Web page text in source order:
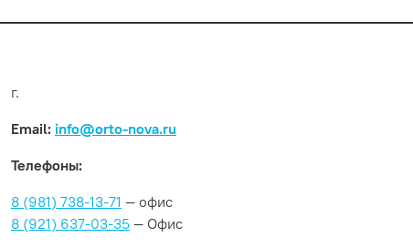
г.
Email: info@orto-nova.ru
Телефоны:
8 (981) 738-13-71 — офис
8 (921) 637-03-35 — Офис